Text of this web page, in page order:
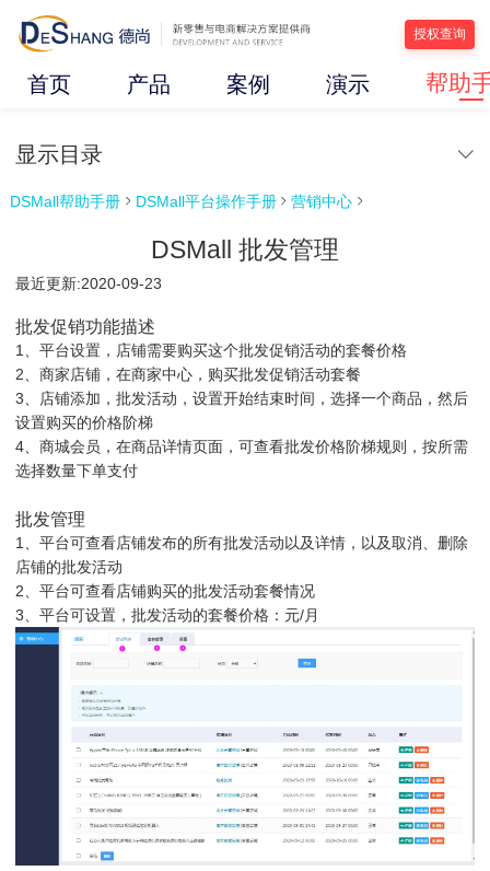
授权查询
首页 产品 案例 演示 帮助
显示目录
DSMall帮助手册  DSMall平台操作手册  营销中心 
DSMall 批发管理
最近更新:2020-09-23
批发促销功能描述
1、平台设置，店铺需要购买这个批发促销活动的套餐价格
2、商家店铺，在商家中心，购买批发促销活动套餐
3、店铺添加，批发活动，设置开始结束时间，选择一个商品，然后
设置购买的价格阶梯
4、商城会员，在商品详情页面，可查看批发价格阶梯规则，按所需
选择数量下单支付
批发管理
1、平台可查看店铺发布的所有批发活动以及详情，以及取消、删除
店铺的批发活动
2、平台可查看店铺购买的批发活动套餐情况
3、平台可设置，批发活动的套餐价格：元/月